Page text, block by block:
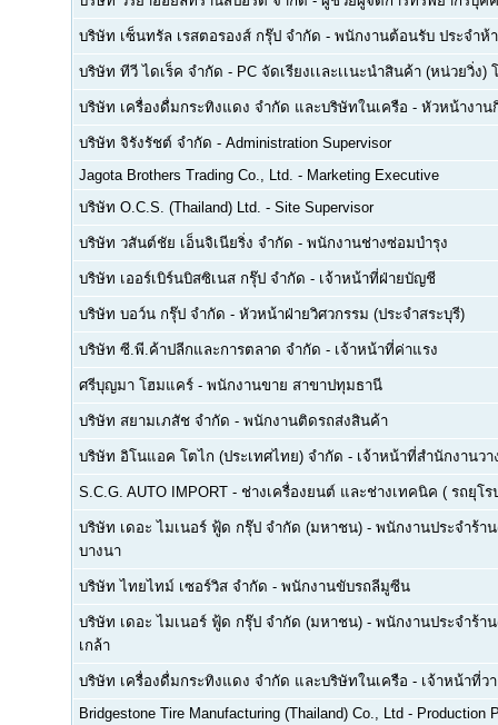
บริษัท เซ็นทรัล เรสตอรองส์ กรุ๊ป จำกัด - พนักงานต้อนรับ ประจำห้
บริษัท ทีวี ไดเร็ค จำกัด - PC จัดเรียงเเละเเนะนำสินค้า (หน่วยวิ่ง
บริษัท เครื่องดื่มกระทิงแดง จำกัด และบริษัทในเครือ - หัวหน้างาน
บริษัท จิรังรัชต์ จำกัด - Administration Supervisor
Jagota Brothers Trading Co., Ltd. - Marketing Executive
บริษัท O.C.S. (Thailand) Ltd. - Site Supervisor
บริษัท วสันต์ชัย เอ็นจิเนียริ่ง จำกัด - พนักงานช่างซ่อมบำรุง
บริษัท เออร์เบิร์นบิสซิเนส กรุ๊ป จำกัด - เจ้าหน้าที่ฝ่ายบัญชี
บริษัท บอว์น กรุ๊ป จำกัด - หัวหน้าฝ่ายวิศวกรรม (ประจำสระบุรี)
บริษัท ซี.พี.ค้าปลีกและการตลาด จำกัด - เจ้าหน้าที่ค่าแรง
ศรีบุญมา โฮมแคร์ - พนักงานขาย สาขาปทุมธานี
บริษัท สยามเภสัช จำกัด - พนักงานติดรถส่งสินค้า
บริษัท อิโนแอค โตไก (ประเทศไทย) จำกัด - เจ้าหน้าที่สำนักงานวา
S.C.G. AUTO IMPORT - ช่างเครื่องยนต์ และช่างเทคนิค ( รถยุโ
บริษัท เดอะ ไมเนอร์ ฟู้ด กรุ๊ป จำกัด (มหาชน) - พนักงานประจำร้า
บางนา
บริษัท ไทยไทม์ เซอร์วิส จำกัด - พนักงานขับรถลีมูซีน
บริษัท เดอะ ไมเนอร์ ฟู้ด กรุ๊ป จำกัด (มหาชน) - พนักงานประจำร้า
เกล้า
บริษัท เครื่องดื่มกระทิงแดง จำกัด และบริษัทในเครือ - เจ้าหน้าที่ว
Bridgestone Tire Manufacturing (Thailand) Co., Ltd - Production